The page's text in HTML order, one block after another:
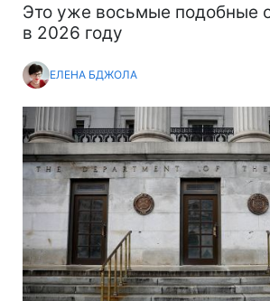
Это уже восьмые подобные
в 2026 году
ЕЛЕНА БДЖОЛА